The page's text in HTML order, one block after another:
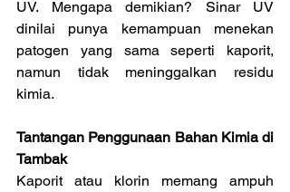
UV. Mengapa demikian? Sinar UV
dinilai punya kemampuan menekan
patogen yang sama seperti kaporit,
namun tidak meninggalkan residu
kimia.
Tantangan Penggunaan Bahan Kimia di
Tambak
Kaporit atau klorin memang ampuh